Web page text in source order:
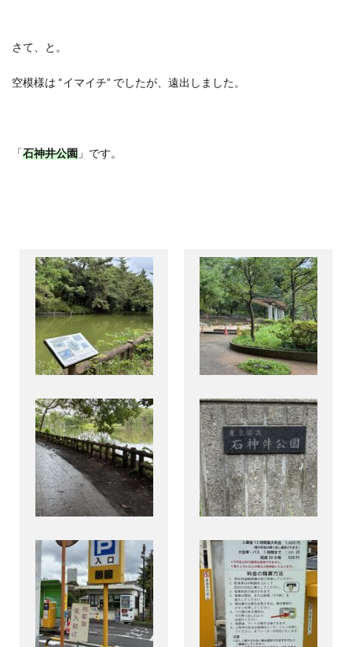
さて、と。
空模様は “イマイチ” でしたが、遠出しました。
「石神井公園 」です。